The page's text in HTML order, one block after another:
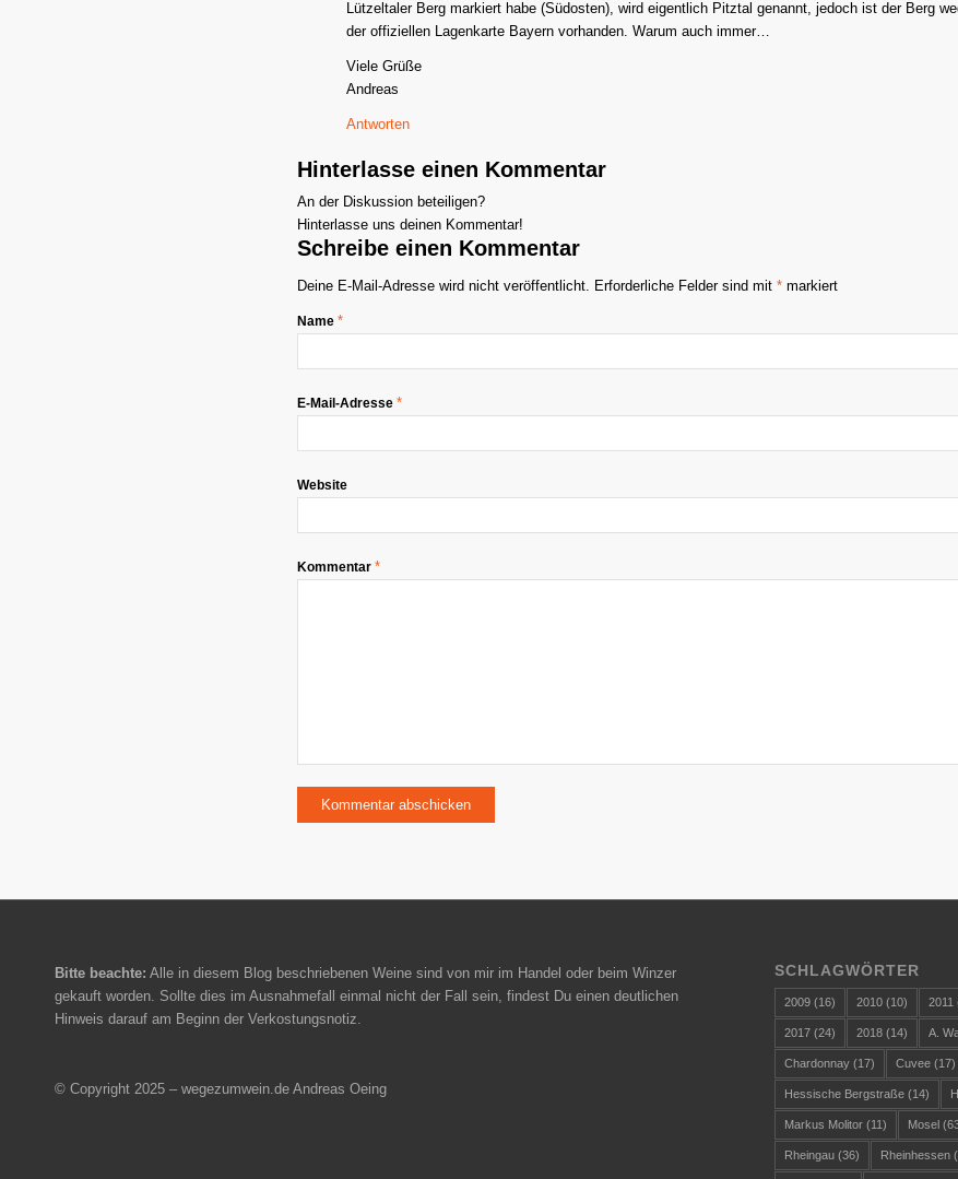
Lützeltaler Berg markiert habe (Südosten), wird eigentlich Pitztal genannt, jedoch ist der Berg
der offiziellen Lagenkarte Bayern vorhanden. Warum auch immer…
Viele Grüße
Andreas
Antworten
Hinterlasse einen Kommentar
An der Diskussion beteiligen?
Hinterlasse uns deinen Kommentar!
Schreibe einen Kommentar
Deine E-Mail-Adresse wird nicht veröffentlicht. Erforderliche Felder sind mit * markiert
Name *
E-Mail-Adresse *
Website
Kommentar *
Bitte beachte: Alle in diesem Blog beschriebenen Weine sind von mir im Handel oder beim Winzer
gekauft worden. Sollte dies im Ausnahmefall einmal nicht der Fall sein, findest Du einen deutlichen
Hinweis darauf am Beginn der Verkostungsnotiz.
© Copyright 2025 – wegezumwein.de Andreas Oeing
SCHLAGWÖRTER
2009 (16) 2010 (10) 2011
2017 (24) 2018 (14) A.
Chardonnay (17) Cuvee (17)
Hessische Bergstraße (14)
Markus Molitor (11) Mosel
Rheingau (36) Rheinhessen